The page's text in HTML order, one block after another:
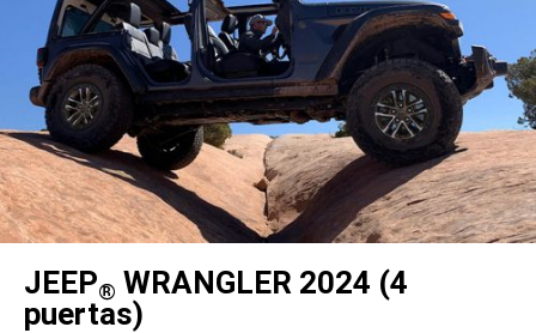
JEEP® WRANGLER 2024 (4
puertas)